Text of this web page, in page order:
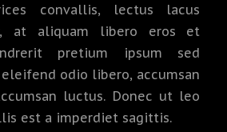
convallis, lectus lacus
at aliquam libero eros et
pretium ipsum sed
odio libero, accumsan
luctus. Donec ut leo
est a imperdiet sagittis.